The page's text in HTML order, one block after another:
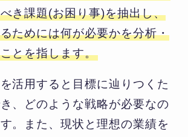
き課題(お困り事)を抽出し、
ためには何が必要かを分析・
とを指します。
活用すると目標に辿りつくた
、どのような戦略が必要なの
。また、現状と理想の業績を